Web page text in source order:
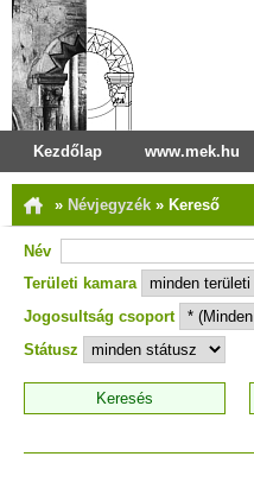
Kezdőlap www.mek.hu
» Névjegyzék » Kereső
Név
Területi kamara
Jogosultság csoport
Státusz